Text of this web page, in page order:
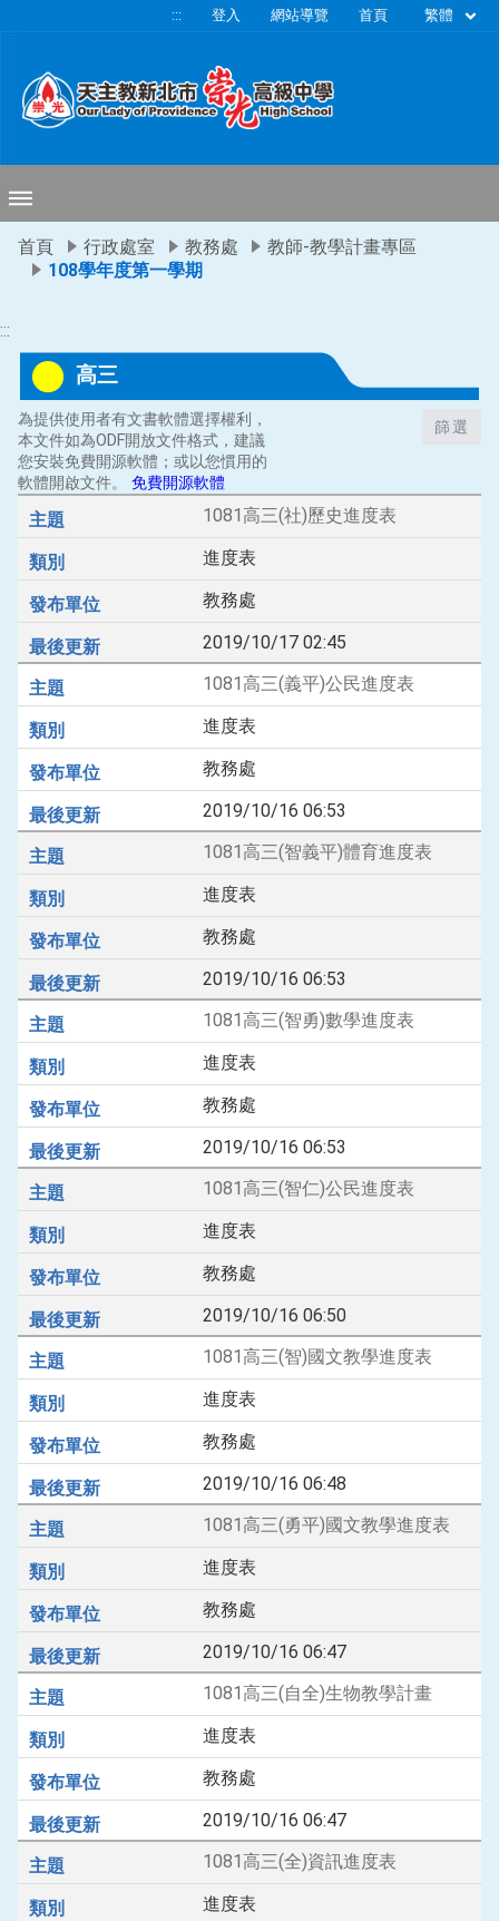
移至網頁之主要內容區位置
::: 登入 網站導覽 首頁 繁體
首頁 行政處室 教務處
教師-教學計畫專區
108學年度第一學期
:::
高三
為提供使用者有文書軟體選擇權利，
本文件如為ODF開放文件格式，建議
您安裝免費開源軟體；或以您慣用的
軟體開啟文件。 免費開源軟體
篩選
1081高三(社)歷史進度表
進度表
教務處
2019/10/17 02:45
1081高三(義平)公民進度表
進度表
教務處
2019/10/16 06:53
1081高三(智義平)體育進度表
進度表
教務處
2019/10/16 06:53
1081高三(智勇)數學進度表
進度表
教務處
2019/10/16 06:53
1081高三(智仁)公民進度表
進度表
教務處
2019/10/16 06:50
1081高三(智)國文教學進度表
進度表
教務處
2019/10/16 06:48
1081高三(勇平)國文教學進度表
進度表
教務處
2019/10/16 06:47
1081高三(自全)生物教學計畫
進度表
教務處
2019/10/16 06:47
1081高三(全)資訊進度表
進度表